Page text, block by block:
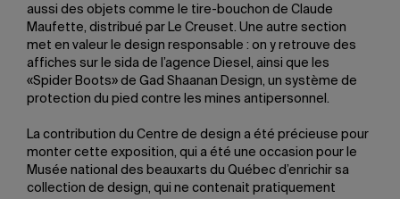
aussi des objets comme le tire-bouchon de Claude
Maufette, distribué par Le Creuset. Une autre section
met en valeur le design responsable : on y retrouve des
affiches sur le sida de l’agence Diesel, ainsi que les
«Spider Boots» de Gad Shaanan Design, un système de
protection du pied contre les mines antipersonnel.
La contribution du Centre de design a été précieuse pour
monter cette exposition, qui a été une occasion pour le
Musée national des beauxarts du Québec d’enrichir sa
collection de design, qui ne contenait pratiquement